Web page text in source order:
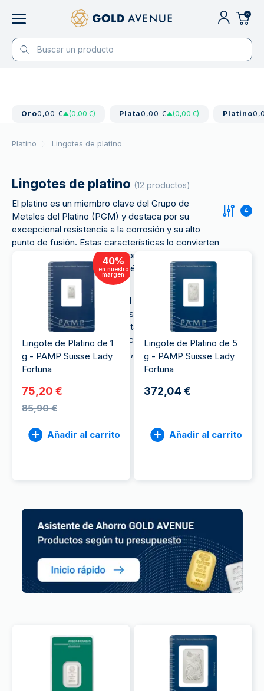
0
Oro0,00 € (0,00 €) Plata0,00 € (0,00 €) Platino
Platino Lingotes de platino
Lingotes de platino (12 productos)
El platino es un miembro clave del Grupo de
Metales del Platino (PGM) y destaca por su
excepcional resistencia a la corrosión y su alto
punto de fusión. Estas características lo convierten
en un material vital para los convertidores
catalíticos de los vehículos diésel, entre otras
aplicaciones industriales.
El platino es también un metal importante en joyería
y un regalo tradicional para los 70 cumpleaños y
aniversarios. En 2022, la difunta Reina Isabel II se
convirtió en la primera monarca del Reino Unido en
celebrar un Jubileo de Platino, conmemorando 70
años en el trono.
4
40%
en nuestro
margen
Lingote de Platino de 1
g - PAMP Suisse Lady
Fortuna
75,20 €
85,90 €
Añadir al carrito
Lingote de Platino de 5
g - PAMP Suisse Lady
Fortuna
372,04 €
Añadir al carrito